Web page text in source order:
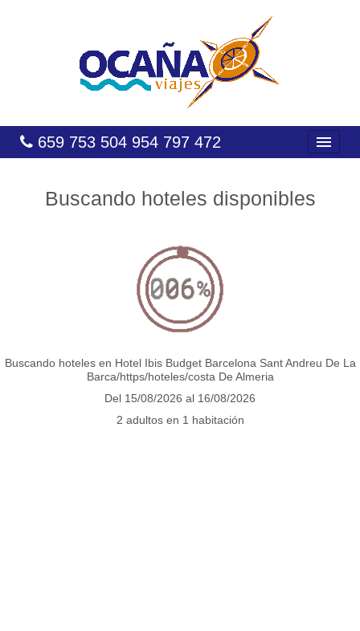
659 753 504 954 797 472
HOTELES
PAQUETES
Buscando hoteles disponibles
Buscando hoteles en Hotel Ibis Budget Barcelona Sant Andreu De La
Barca/https/hoteles/costa De Almeria
Del 15/08/2026 al 16/08/2026
2 adultos en 1 habitación